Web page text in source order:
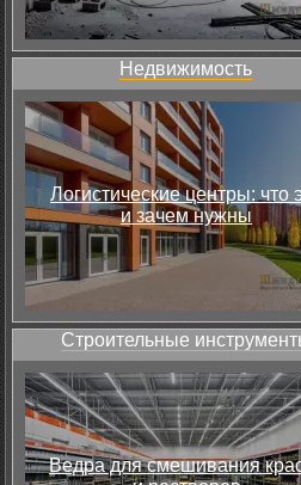
Недвижимость
Логистические центры: что
и зачем нужны
Строительные
Ведра для смешивания